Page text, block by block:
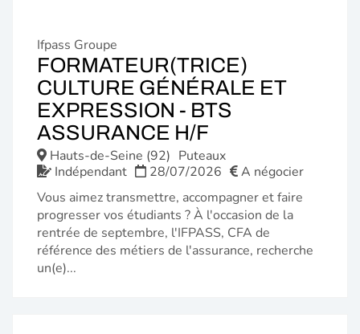
Ifpass Groupe
FORMATEUR(TRICE)
CULTURE GÉNÉRALE ET
EXPRESSION - BTS
ASSURANCE H/F
FENÊTRE)
Hauts-de-Seine (92) Puteaux
Indépendant
28/07/2026
A négocier
Vous aimez transmettre, accompagner et faire
progresser vos étudiants ? À l'occasion de la
rentrée de septembre, l'IFPASS, CFA de
référence des métiers de l'assurance, recherche
un(e)...